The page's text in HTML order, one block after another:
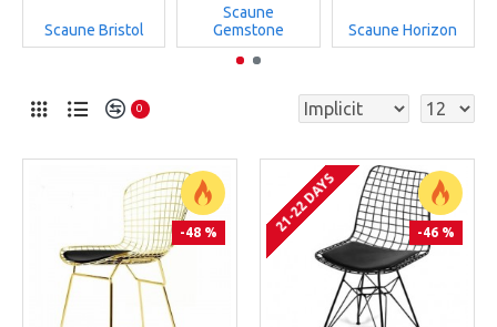
Scaune Bristol
Scaune
Gemstone
Scaune Horizon
0
-48 % -46 %
21-22 DAYS